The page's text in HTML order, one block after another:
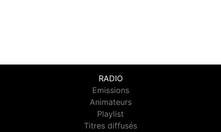
RADIO
Emissions
Animateurs
Playlist
Titres diffusés